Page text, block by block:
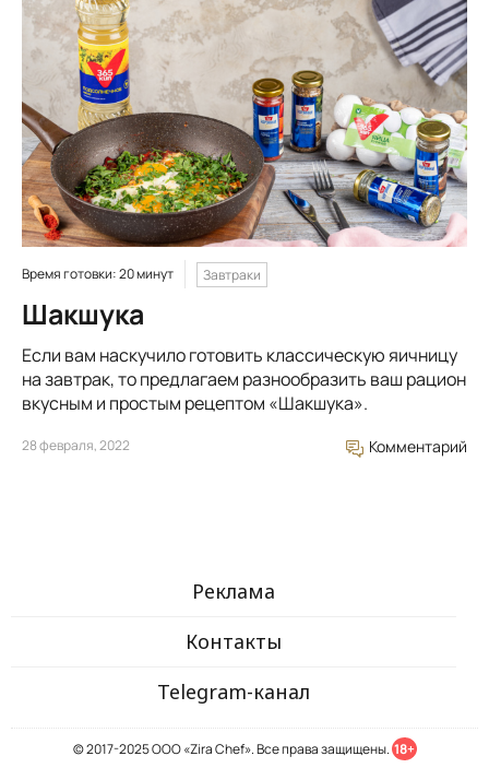
Время готовки: 20 минут Завтраки
Шакшука
Если вам наскучило готовить классическую яичницу
на завтрак, то предлагаем разнообразить ваш рацион
вкусным и простым рецептом «Шакшука».
28 февраля, 2022 Комментарий
Реклама
Контакты
Telegram-канал
© 2017-2025 ООО «Zira Chef». Все права защищены. 18+